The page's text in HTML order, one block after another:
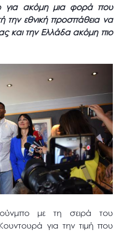
για ακόμη μια φορά που
την εθνική προσπάθεια να
και την Ελλάδα ακόμη πιο
με τη σειρά του
για την τιμή που